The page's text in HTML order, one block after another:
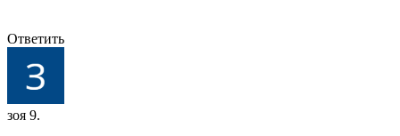
Ответить
зоя 9.